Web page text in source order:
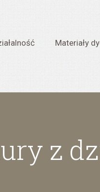
Materiały
z